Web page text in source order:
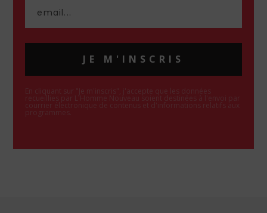
JE M'INSCRIS
En cliquant sur "Je m'inscris", j'accepte que les données
recueillies par L'Homme Nouveau soient destinées à l'envoi par
courrier électronique de contenus et d'informations relatifs aux
programmes.